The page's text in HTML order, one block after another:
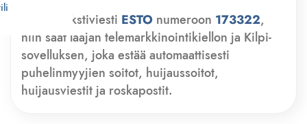
Lähetä tekstiviesti ESTO numeroon 173322,
niin saat laajan telemarkkinointikiellon ja Kilpi-
sovelluksen, joka estää automaattisesti
puhelinmyyjien soitot, huijaussoitot,
huijausviestit ja roskapostit.